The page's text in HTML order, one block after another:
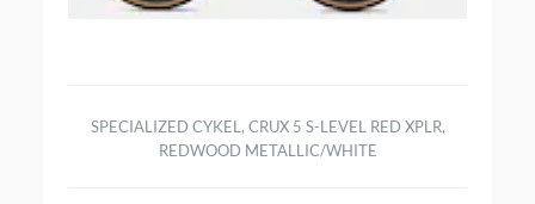
SPECIALIZED CYKEL, CRUX 5 S-LEVEL RED XPLR,
REDWOOD METALLIC/WHITE